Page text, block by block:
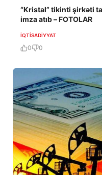
“Kristal” tikinti şirkəti
imza atıb – FOTOLAR
İQTISADIYYAT
0 0